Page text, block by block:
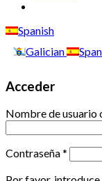
Spanish
Galician
Acceder
Nombre de
Contraseña*